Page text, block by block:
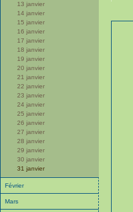
13 janvier
14 janvier
15 janvier
16 janvier
17 janvier
18 janvier
19 janvier
20 janvier
21 janvier
22 janvier
23 janvier
24 janvier
25 janvier
26 janvier
27 janvier
28 janvier
29 janvier
30 janvier
31 janvier
Février
Mars